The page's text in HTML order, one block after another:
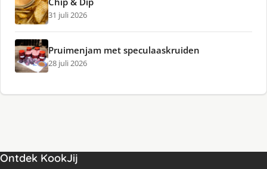
31 juli 2026
Pruimenjam met speculaaskruiden
28 juli 2026
Ontdek KookJij